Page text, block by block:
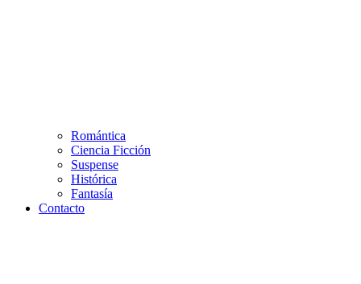
Romántica
Ciencia Ficción
Suspense
Histórica
Fantasía
Contacto